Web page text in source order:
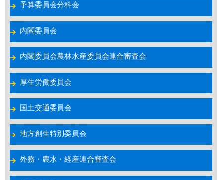
予算委員会分科会
内閣委員会
内閣委員会農林水産委員会連合審査会
厚生労働委員会
国土交通委員会
地方創生特別委員会
外務・農水・経産連合審査会